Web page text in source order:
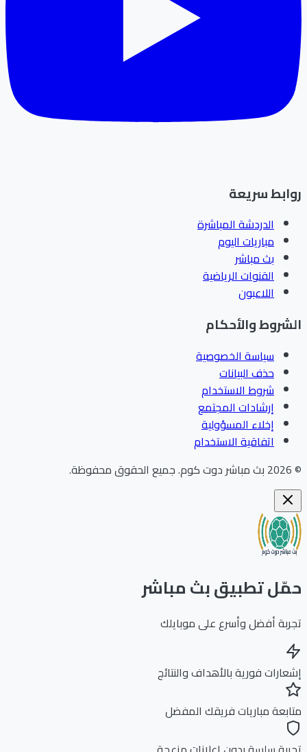
سريعة
الدردشة المباشرة
مباريات اليوم
بث مباشر
القنوات الرياضية
اللاعبون
والأحكام
سياسة الخصوصية
حذف البيانات
شروط الاستخدام
إرشادات المجتمع
إخلاء المسؤولية
اتفاقية الاستخدام
بث مباشر دوت كوم.جميع الحقوق محفوظة.
تطبيق بث مباشر
أفضل وأسرع على موبايلك
فورية بالأهداف والنتائج
مباريات فريقك المفضل